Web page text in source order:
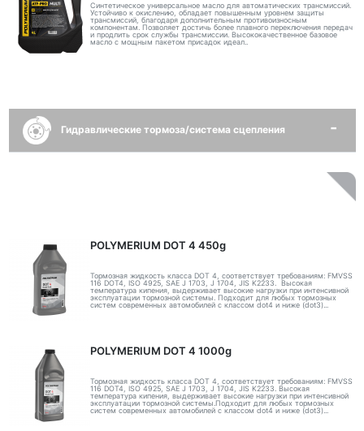
Синтетическое универсальное масло для автоматических трансмиссий.
Устойчиво к окислению, обладает повышенным уровнем защиты
трансмиссий, благодаря дополнительным противоизносным
компонентам. Позволяет достичь более плавного переключения передач
и продлить срок службы трансмиссии. Высококачественное базовое
масло с мощным пакетом присадок идеал..
Гидравлические тормоза/система сцепления
POLYMERIUM DOT 4 450g
Тормозная жидкость класса DOT 4, соответствует требованиям: FMVSS
116 DOT4, ISO 4925, SAE J 1703, J 1704, JIS K2233. Высокая
температура кипения, выдерживает высокие нагрузки при интенсивной
эксплуатации тормозной системы. Подходит для любых тормозных
систем современных автомобилей с классом dot4 и ниже (dot3)...
POLYMERIUM DOT 4 1000g
Тормозная жидкость класса DOT 4, соответствует требованиям: FMVSS
116 DOT4, ISO 4925, SAE J 1703, J 1704, JIS K2233. Высокая
температура кипения, выдерживает высокие нагрузки при интенсивной
эксплуатации тормозной системы.Подходит для любых тормозных
систем современных автомобилей с классом dot4 и ниже (dot3)...